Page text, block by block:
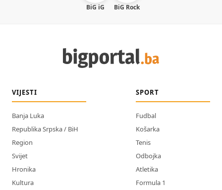
BiG iG BiG Rock
VIJESTI
Banja Luka
Republika Srpska / BiH
Region
Svijet
Hronika
Kultura
SPORT
Fudbal
Košarka
Tenis
Odbojka
Atletika
Formula 1